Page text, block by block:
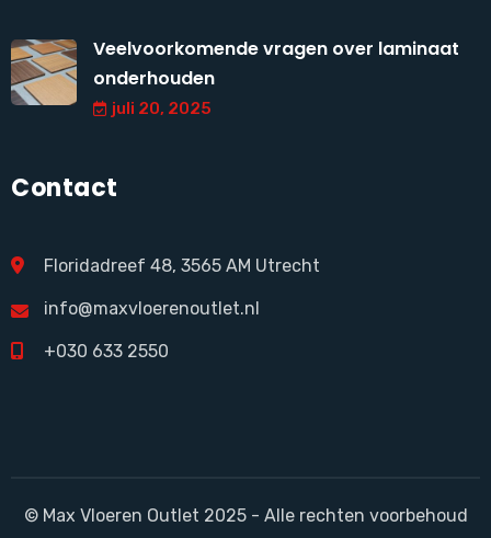
Veelvoorkomende vragen over laminaat
onderhouden
juli 20, 2025
Contact
Floridadreef 48, 3565 AM Utrecht
info@maxvloerenoutlet.nl
+030 633 2550
© Max Vloeren Outlet 2025 - Alle rechten voorbehoud